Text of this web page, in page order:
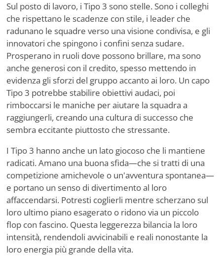
Sul posto di lavoro, i Tipo 3 sono stelle. Sono i colleghi
che rispettano le scadenze con stile, i leader che
radunano le squadre verso una visione condivisa, e gli
innovatori che spingono i confini senza sudare.
Prosperano in ruoli dove possono brillare, ma sono
anche generosi con il credito, spesso mettendo in
evidenza gli sforzi del gruppo accanto ai loro. Un capo
Tipo 3 potrebbe stabilire obiettivi audaci, poi
rimboccarsi le maniche per aiutare la squadra a
raggiungerli, creando una cultura di successo che
sembra eccitante piuttosto che stressante.
I Tipo 3 hanno anche un lato giocoso che li mantiene
radicati. Amano una buona sfida—che si tratti di una
competizione amichevole o un'avventura spontanea—
e portano un senso di divertimento al loro
affaccendarsi. Potresti coglierli mentre scherzano sul
loro ultimo piano esagerato o ridono via un piccolo
flop con fascino. Questa leggerezza bilancia la loro
intensità, rendendoli avvicinabili e reali nonostante la
loro energia più grande della vita.